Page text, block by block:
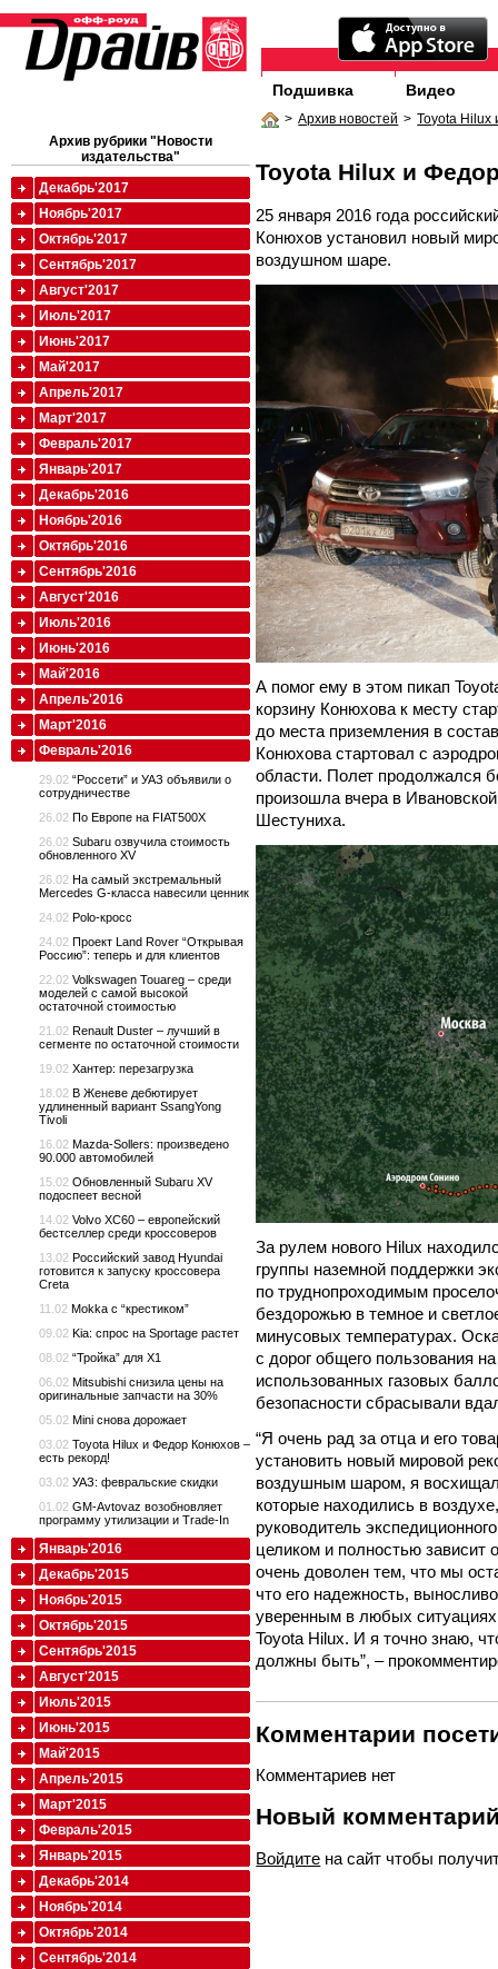
Подшивка Видео
> Архив новостей > Toyota Hilux
Toyota Hilux и
25 января 2016 года
Конюхов установил новый
воздушном шаре.
А помог ему в этом пикап
корзину Конюхова к месту
до места приземления в
Конюхова стартовал с
области. Полет продолжался
произошла вчера в
Шестуниха.
За рулем нового Hilux
группы наземной поддержки
по труднопроходимым
бездорожью в темное и
минусовых температурах.
с дорог общего пользования
использованных газовых
безопасности сбрасывали
“Я очень рад за отца и его
установить новый мировой
воздушным шаром, я
которые находились в
руководитель
целиком и полностью зависит
очень доволен тем, что мы
что его надежность,
уверенным в любых
Toyota Hilux. И я точно знаю,
должны быть”, –
Комментарии
Комментариев нет
Новый
Войдите на сайт чтобы
Архив рубрики "Новости
издательства"
Декабрь'2017
Ноябрь'2017
Октябрь'2017
Сентябрь'2017
Август'2017
Июль'2017
Июнь'2017
Май'2017
Апрель'2017
Март'2017
Февраль'2017
Январь'2017
Декабрь'2016
Ноябрь'2016
Октябрь'2016
Сентябрь'2016
Август'2016
Июль'2016
Июнь'2016
Май'2016
Апрель'2016
Март'2016
Февраль'2016
29.02 “Россети” и УАЗ объявили о
сотрудничестве
26.02 По Европе на FIAT500X
26.02 Subaru озвучила стоимость
обновленного XV
26.02 На самый экстремальный
Mercedes G-класса навесили ценник
24.02 Polo-кросс
24.02 Проект Land Rover “Открывая
Россию”: теперь и для клиентов
22.02 Volkswagen Touareg – среди
моделей с самой высокой
остаточной стоимостью
21.02 Renault Duster – лучший в
сегменте по остаточной стоимости
19.02 Хантер: перезагрузка
18.02 В Женеве дебютирует
удлиненный вариант SsangYong
Tivoli
16.02 Mazda-Sollers: произведено
90.000 автомобилей
15.02 Обновленный Subaru XV
подоспеет весной
14.02 Volvo XC60 – европейский
бестселлер среди кроссоверов
13.02 Российский завод Hyundai
готовится к запуску кроссовера
Creta
11.02 Mokka с “крестиком”
09.02 Kia: спрос на Sportage растет
08.02 “Тройка” для X1
06.02 Mitsubishi снизила цены на
оригинальные запчасти на 30%
05.02 Mini снова дорожает
03.02 Toyota Hilux и Федор Конюхов –
есть рекорд!
03.02 УАЗ: февральские скидки
01.02 GM-Avtovaz возобновляет
программу утилизации и Trade-In
Январь'2016
Декабрь'2015
Ноябрь'2015
Октябрь'2015
Сентябрь'2015
Август'2015
Июль'2015
Июнь'2015
Май'2015
Апрель'2015
Март'2015
Февраль'2015
Январь'2015
Декабрь'2014
Ноябрь'2014
Октябрь'2014
Сентябрь'2014